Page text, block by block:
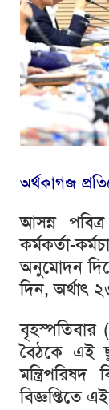
অর্থকাগজ
আসন্ন
কর্মকর্তা-
অনুমোদন
দিন, অর্থাৎ
বৃহস্পতিবার
বৈঠকে এই
বিজ্ঞপ্তিতে